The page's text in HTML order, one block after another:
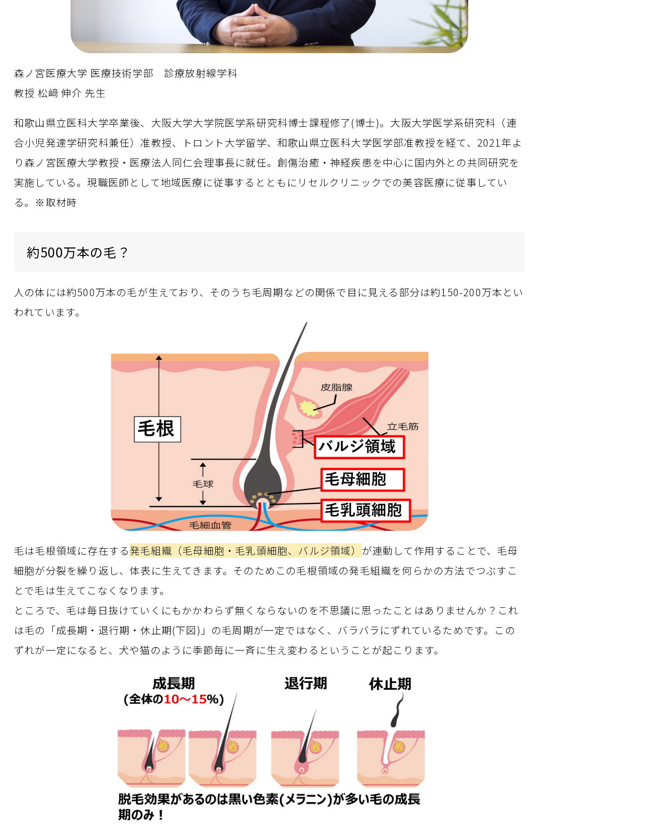
森ノ宮医療大学 医療技術学部 診療放射線学科
教授 松﨑 伸介 先生
和歌山県立医科大学卒業後、大阪大学大学院医学系研究科博士課程修了(博士)。大阪大学医学系研究科（連
合小児発達学研究科兼任）准教授、トロント大学留学、和歌山県立医科大学医学部准教授を経て、2021年よ
り森ノ宮医療大学教授・医療法人同仁会理事長に就任。創傷治癒・神経疾患を中心に国内外との共同研究を
実施している。現職医師として地域医療に従事するとともにリセルクリニックでの美容医療に従事してい
る。※取材時
約500万本の毛？
人の体には約500万本の毛が生えており、そのうち毛周期などの関係で目に見える部分は約150-200万本とい
われています。
毛は毛根領域に存在する発毛組織（毛母細胞・毛乳頭細胞、バルジ領域） が連動して作用することで、毛母
細胞が分裂を繰り返し、体表に生えてきます。そのためこの毛根領域の発毛組織を何らかの方法でつぶすこ
とで毛は生えてこなくなります。
ところで、毛は毎日抜けていくにもかかわらず無くならないのを不思議に思ったことはありませんか？これ
は毛の「成長期・退行期・休止期(下図)」の毛周期が一定ではなく、バラバラにずれているためです。この
ずれが一定になると、犬や猫のように季節毎に一斉に生え変わるということが起こります。